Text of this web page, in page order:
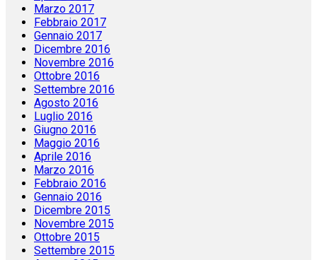
Marzo 2017
Febbraio 2017
Gennaio 2017
Dicembre 2016
Novembre 2016
Ottobre 2016
Settembre 2016
Agosto 2016
Luglio 2016
Giugno 2016
Maggio 2016
Aprile 2016
Marzo 2016
Febbraio 2016
Gennaio 2016
Dicembre 2015
Novembre 2015
Ottobre 2015
Settembre 2015